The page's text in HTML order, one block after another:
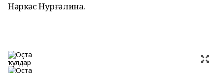
Нәркәс Нурғәлина.